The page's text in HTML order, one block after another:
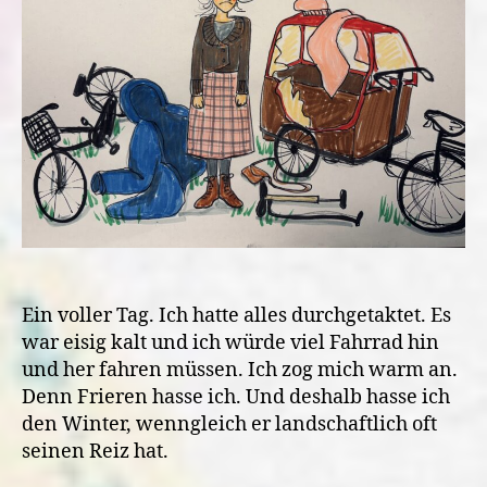
Ein voller Tag. Ich hatte alles durchgetaktet. Es
war eisig kalt und ich würde viel Fahrrad hin
und her fahren müssen. Ich zog mich warm an.
Denn Frieren hasse ich. Und deshalb hasse ich
den Winter, wenngleich er landschaftlich oft
seinen Reiz hat.